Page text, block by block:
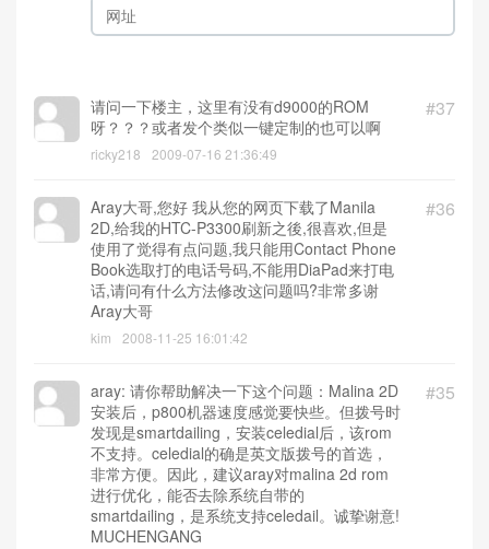
#37
请问一下楼主，这里有没有d9000的ROM
呀？？？或者发个类似一键定制的也可以啊
ricky218 2009-07-16 21:36:49
#36
Aray大哥,您好 我从您的网页下载了Manila
2D,给我的HTC-P3300刷新之後,很喜欢,但是
使用了觉得有点问题,我只能用Contact Phone
Book选取打的电话号码,不能用DiaPad来打电
话,请问有什么方法修改这问题吗?非常多谢
Aray大哥
kim 2008-11-25 16:01:42
#35
aray: 请你帮助解决一下这个问题：Malina 2D
安装后，p800机器速度感觉要快些。但拨号时
发现是smartdailing，安装celedial后，该rom
不支持。celedial的确是英文版拨号的首选，
非常方便。因此，建议aray对malina 2d rom
进行优化，能否去除系统自带的
smartdailing，是系统支持celedail。诚挚谢意!
MUCHENGANG